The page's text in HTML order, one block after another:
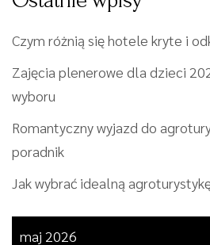
Czym różnią się hotele kryte i
Zajęcia plenerowe dla dzieci
wyboru
Romantyczny wyjazd do
poradnik
Jak wybrać idealną
maj 2026